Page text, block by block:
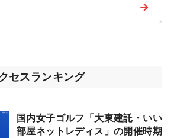
→
セスランキング
国内女子ゴルフ「大東建託・いい
部屋ネットレディス」の開催時期